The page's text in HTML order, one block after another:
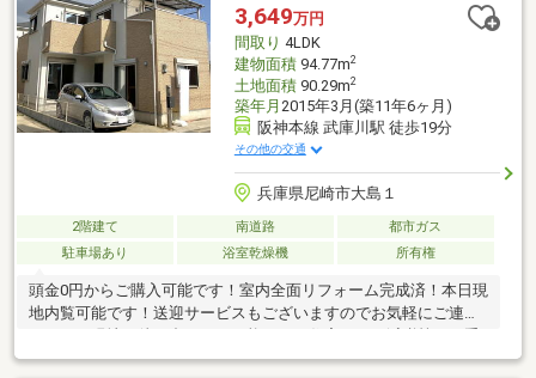
3,649万円
間取り 4LDK
建物面積94.77m2
土地面積90.29m2
築年月 2015年3月(築11年6ヶ月)
阪神本線 武庫川駅 徒歩19分
その他の交通
兵庫県尼崎市大島１
2階建て 南道路
都市ガス
駐車場あり
浴室乾燥機 所有権
頭金0円からご購入可能です！室内全面リフォーム完成済！本日現
地内覧可能です！送迎サービスもございますのでお気軽にご連絡
続きもサポートさせて頂きます！住宅ローンのお悩みもお気軽に